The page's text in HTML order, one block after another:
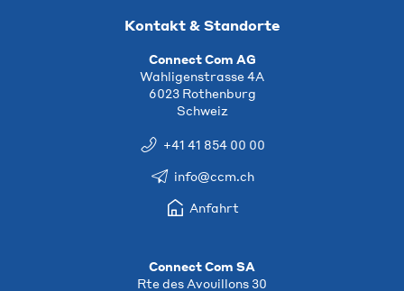
Kontakt & Standorte
Connect Com AG
Wahligenstrasse 4A
6023 Rothenburg
Schweiz
+41 41 854 00 00
info@ccm.ch
Anfahrt
Connect Com SA
Rte des Avouillons 30